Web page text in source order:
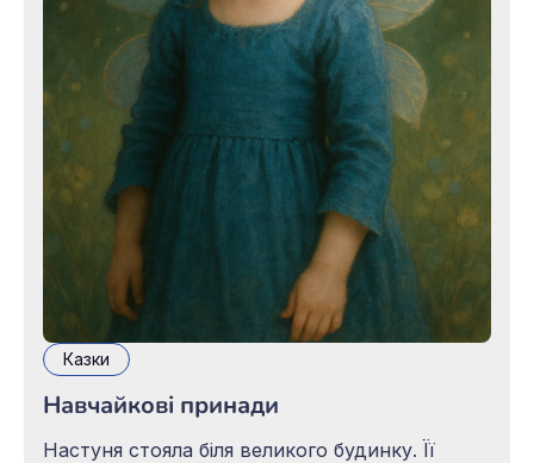
Казки
Навчайкові принади
Настуня стояла біля великого будинку. Її